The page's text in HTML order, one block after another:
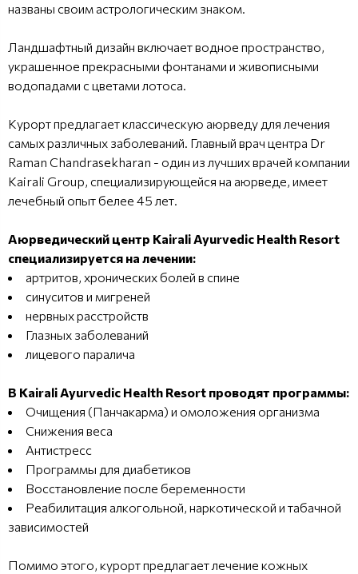
названы своим астрологическим знаком.
Ландшафтный дизайн включает водное пространство,
украшенное прекрасными фонтанами и живописными
водопадами с цветами лотоса.
Курорт предлагает классическую аюрведу для лечения
самых различных заболеваний. Главный врач центра Dr
Raman Chandrasekharan - один из лучших врачей компании
Kairali Group, специализирующейся на аюрведе, имеет
лечебный опыт белее 45 лет.
Аюрведический центр Kairali Ayurvedic Health Resort
специализируется на лечении:
артритов, хронических болей в спине
синуситов и мигреней
нервных расстройств
Глазных заболеваний
лицевого паралича
В Kairali Ayurvedic Health Resort проводят программы:
Очищения (Панчакарма) и омоложения организма
Снижения веса
Антистресс
Программы для диабетиков
Восстановление после беременности
Реабилитация алкогольной, наркотической и табачной
зависимостей
Помимо этого, курорт предлагает лечение кожных